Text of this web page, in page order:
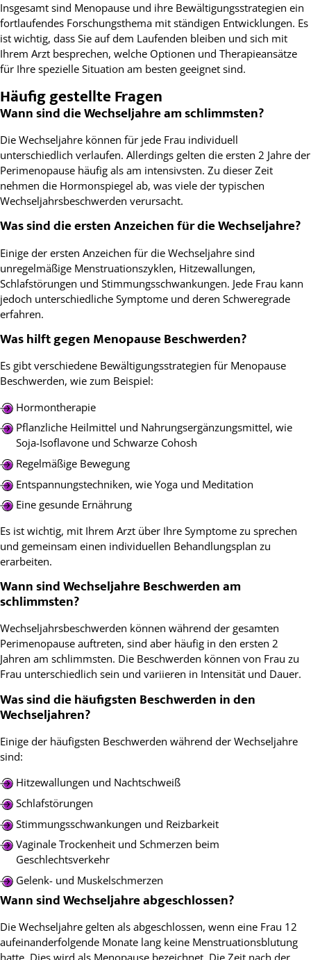
Insgesamt sind Menopause und ihre Bewältigungsstrategien ein
fortlaufendes Forschungsthema mit ständigen Entwicklungen. Es
ist wichtig, dass Sie auf dem Laufenden bleiben und sich mit
Ihrem Arzt besprechen, welche Optionen und Therapieansätze
für Ihre spezielle Situation am besten geeignet sind.
Häufig gestellte Fragen
Wann sind die Wechseljahre am schlimmsten?
Die Wechseljahre können für jede Frau individuell
unterschiedlich verlaufen. Allerdings gelten die ersten 2 Jahre der
Perimenopause häufig als am intensivsten. Zu dieser Zeit
nehmen die Hormonspiegel ab, was viele der typischen
Wechseljahrsbeschwerden verursacht.
Was sind die ersten Anzeichen für die Wechseljahre?
Einige der ersten Anzeichen für die Wechseljahre sind
unregelmäßige Menstruationszyklen, Hitzewallungen,
Schlafstörungen und Stimmungsschwankungen. Jede Frau kann
jedoch unterschiedliche Symptome und deren Schweregrade
erfahren.
Was hilft gegen Menopause Beschwerden?
Es gibt verschiedene Bewältigungsstrategien für Menopause
Beschwerden, wie zum Beispiel:
Hormontherapie
Pflanzliche Heilmittel und Nahrungsergänzungsmittel, wie
Soja-Isoflavone und Schwarze Cohosh
Regelmäßige Bewegung
Entspannungstechniken, wie Yoga und Meditation
Eine gesunde Ernährung
Es ist wichtig, mit Ihrem Arzt über Ihre Symptome zu sprechen
und gemeinsam einen individuellen Behandlungsplan zu
erarbeiten.
Wann sind Wechseljahre Beschwerden am
schlimmsten?
Wechseljahrsbeschwerden können während der gesamten
Perimenopause auftreten, sind aber häufig in den ersten 2
Jahren am schlimmsten. Die Beschwerden können von Frau zu
Frau unterschiedlich sein und variieren in Intensität und Dauer.
Was sind die häufigsten Beschwerden in den
Wechseljahren?
Einige der häufigsten Beschwerden während der Wechseljahre
sind:
Hitzewallungen und Nachtschweiß
Schlafstörungen
Stimmungsschwankungen und Reizbarkeit
Vaginale Trockenheit und Schmerzen beim
Geschlechtsverkehr
Gelenk- und Muskelschmerzen
Wann sind Wechseljahre abgeschlossen?
Die Wechseljahre gelten als abgeschlossen, wenn eine Frau 12
aufeinanderfolgende Monate lang keine Menstruationsblutung
hatte. Dies wird als Menopause bezeichnet. Die Zeit nach der